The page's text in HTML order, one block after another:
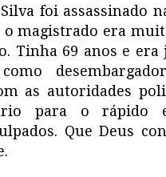
foi assassinado
o magistrado era
Tinha 69 anos e era
as autoridades
para o rápido
Que Deus